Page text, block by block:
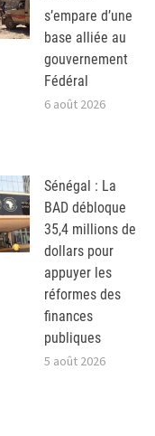
s’empare d’une
base alliée au
gouvernement
Fédéral
6 août 2026
Sénégal : La
BAD débloque
35,4 millions de
dollars pour
appuyer les
réformes des
finances
publiques
5 août 2026